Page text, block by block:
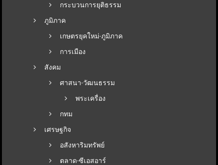
กระบวนการยุติธรรม
ภูมิภาค
เกษตรยุคใหม่-ภูมิภาค
การเมือง
สังคม
ศาสนา-วัฒนธรรม
พระเครื่อง
กทม
เศรษฐกิจ
อสังหาริมทรัพย์
ตลาด-ซีเอสอาร์